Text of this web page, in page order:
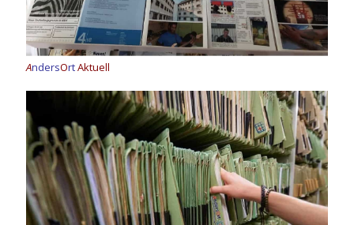
AndersOrtAktuell